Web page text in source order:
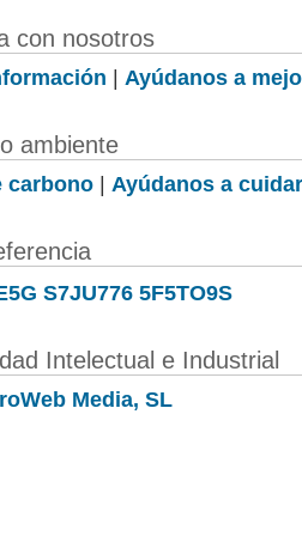
con nosotros
| Ayúdanos a
ambiente
carbono | Ayúdanos a
S7JU776 5F5TO9S
Intelectual e Industrial
Media, SL